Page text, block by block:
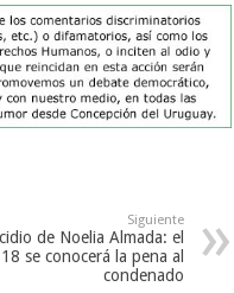
Siguiente
de Noelia Almada: el
se conocerá la pena al
condenado